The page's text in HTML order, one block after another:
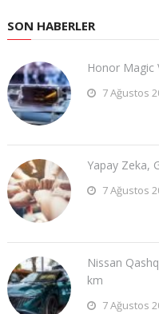
SON HABERLER
Honor Magic
7 Ağustos
Yapay Zeka,
7 Ağustos
Nissan
km
7 Ağustos